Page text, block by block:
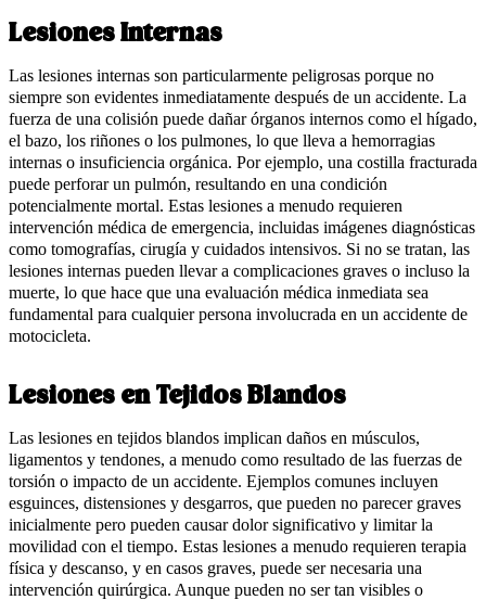
Lesiones Internas
Las lesiones internas son particularmente peligrosas porque no
siempre son evidentes inmediatamente después de un accidente. La
fuerza de una colisión puede dañar órganos internos como el hígado,
el bazo, los riñones o los pulmones, lo que lleva a hemorragias
internas o insuficiencia orgánica. Por ejemplo, una costilla fracturada
puede perforar un pulmón, resultando en una condición
potencialmente mortal. Estas lesiones a menudo requieren
intervención médica de emergencia, incluidas imágenes diagnósticas
como tomografías, cirugía y cuidados intensivos. Si no se tratan, las
lesiones internas pueden llevar a complicaciones graves o incluso la
muerte, lo que hace que una evaluación médica inmediata sea
fundamental para cualquier persona involucrada en un accidente de
motocicleta.
Lesiones en Tejidos Blandos
Las lesiones en tejidos blandos implican daños en músculos,
ligamentos y tendones, a menudo como resultado de las fuerzas de
torsión o impacto de un accidente. Ejemplos comunes incluyen
esguinces, distensiones y desgarros, que pueden no parecer graves
inicialmente pero pueden causar dolor significativo y limitar la
movilidad con el tiempo. Estas lesiones a menudo requieren terapia
física y descanso, y en casos graves, puede ser necesaria una
intervención quirúrgica. Aunque pueden no ser tan visibles o